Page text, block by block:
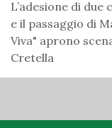
L’adesione di
e il passaggio di
Viva" aprono
Cretella